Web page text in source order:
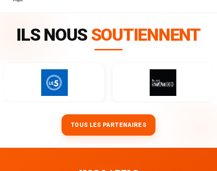
ILS NOUS SOUTIENNENT
TOUS LES PARTENAIRES